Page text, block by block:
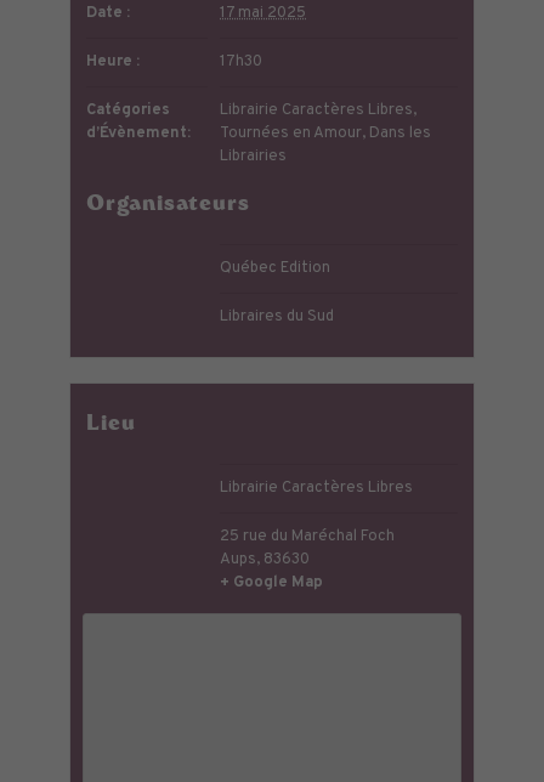
Date : 17 mai 2025
Heure : 17h30
Catégories
d’Évènement:
Librairie Caractères Libres,
Tournées en Amour, Dans les
Librairies
Organisateurs
Québec Edition
Libraires du Sud
Lieu
Librairie Caractères Libres
25 rue du Maréchal Foch
Aups, 83630
+ Google Map